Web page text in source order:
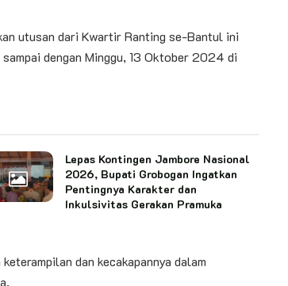
utusan dari Kwartir Ranting se-Bantul ini
dengan Minggu, 13 Oktober 2024 di
Lepas Kontingen Jambore Nasional
2026, Bupati Grobogan Ingatkan
Pentingnya Karakter dan
Inkulsivitas Gerakan Pramuka
dan kecakapannya dalam